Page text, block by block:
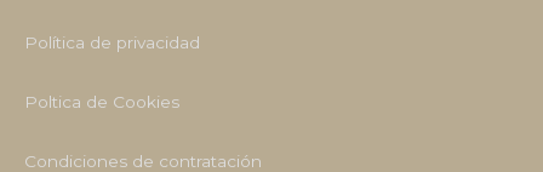
Política de privacidad
Poltica de Cookies
Condiciones de contratación